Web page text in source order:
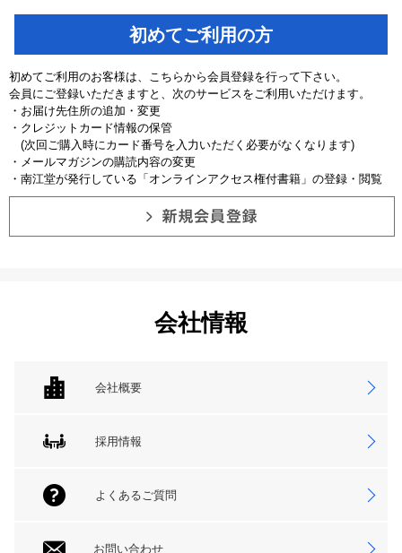
初めてご利用の方
初めてご利用のお客様は、こちらから会員登録を行って下さい。
会員にご登録いただきますと、次のサービスをご利用いただけます。
・お届け先住所の追加・変更
・クレジットカード情報の保管
(次回ご購入時にカード番号を入力いただく必要がなくなります)
・メールマガジンの購読内容の変更
・南江堂が発行している「オンラインアクセス権付書籍」の登録・閲覧
会社情報
会社概要
採用情報
よくあるご質問
お問い合わせ